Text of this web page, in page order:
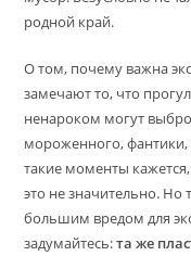
родной край.
О том, почему важна
замечают то, что
ненароком могут
мороженного, фантики,
такие моменты
это не значительно. Но
большим вредом для
задумайтесь:та же